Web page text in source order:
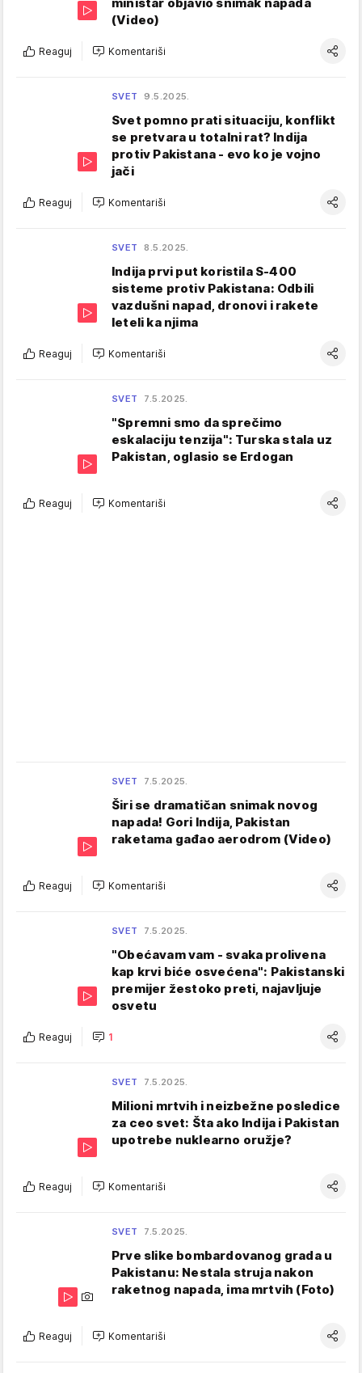
(Video)
Reaguj Komentariši
SVET 9.5.2025.
Svet pomno prati situaciju, konflikt
se pretvara u totalni rat? Indija
protiv Pakistana - evo ko je vojno
jači
Reaguj Komentariši
SVET 8.5.2025.
Indija prvi put koristila S-400
sisteme protiv Pakistana: Odbili
vazdušni napad, dronovi i rakete
leteli ka njima
Reaguj Komentariši
SVET 7.5.2025.
"Spremni smo da sprečimo
eskalaciju tenzija": Turska stala uz
Pakistan, oglasio se Erdogan
Reaguj Komentariši
SVET 7.5.2025.
Širi se dramatičan snimak novog
napada! Gori Indija, Pakistan
raketama gađao aerodrom (Video)
Reaguj Komentariši
SVET 7.5.2025.
"Obećavam vam - svaka prolivena
kap krvi biće osvećena": Pakistanski
premijer žestoko preti, najavljuje
osvetu
Reaguj 1
SVET 7.5.2025.
Milioni mrtvih i neizbežne posledice
za ceo svet: Šta ako Indija i Pakistan
upotrebe nuklearno oružje?
Reaguj Komentariši
SVET 7.5.2025.
Prve slike bombardovanog grada u
Pakistanu: Nestala struja nakon
raketnog napada, ima mrtvih (Foto)
Reaguj Komentariši